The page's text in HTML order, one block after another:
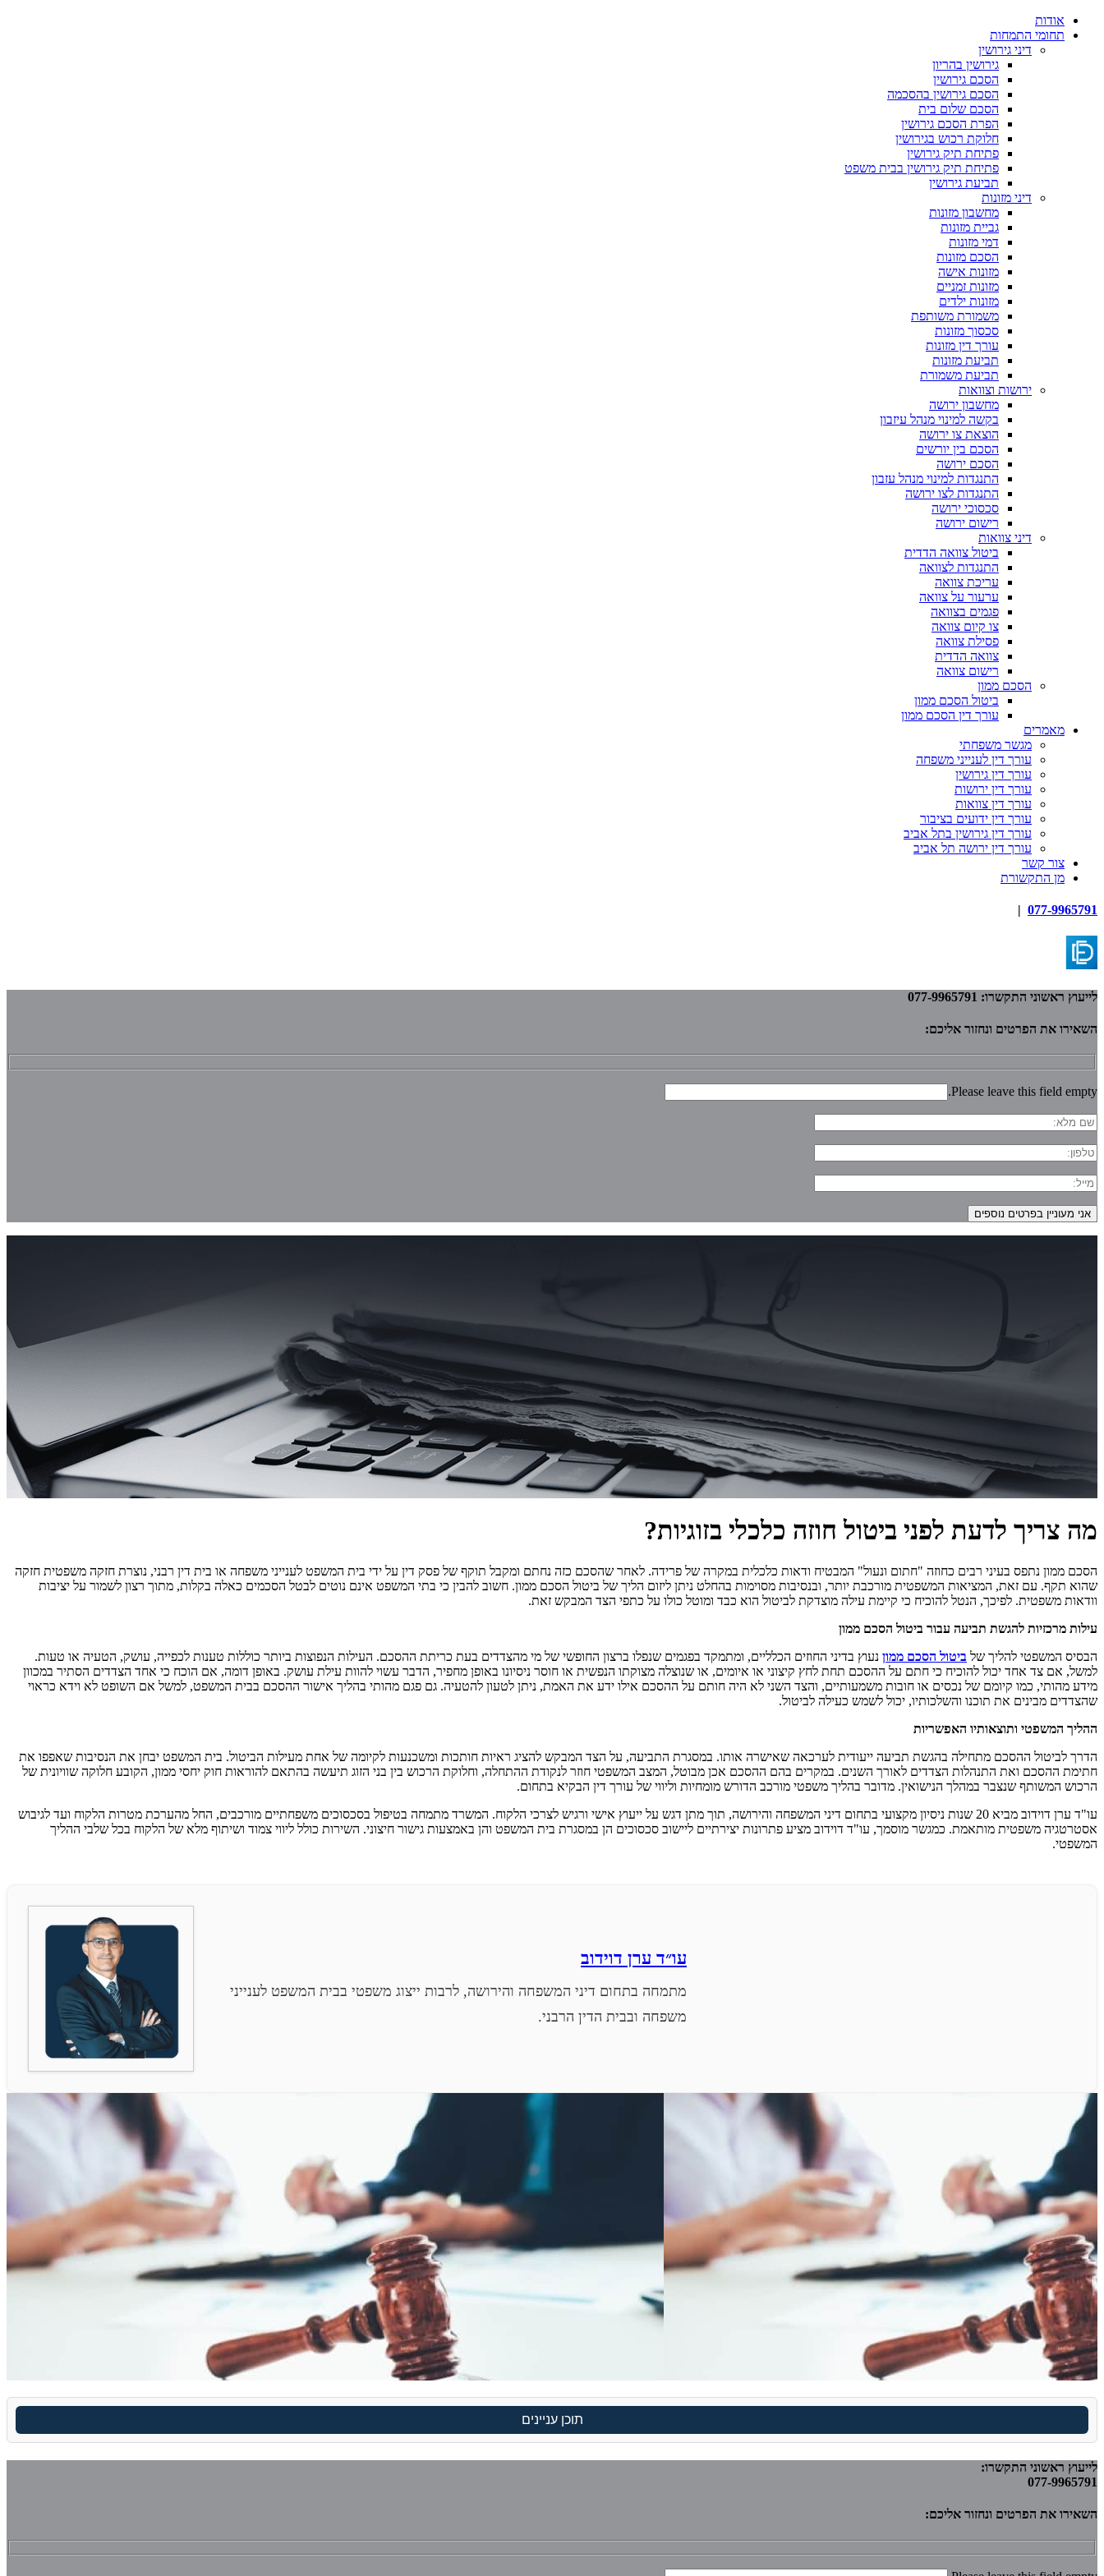
אודות
תחומי התמחות
דיני גירושין
גירושין בהריון
הסכם גירושין
הסכם גירושין בהסכמה
הסכם שלום בית
הפרת הסכם גירושין
חלוקת רכוש בגירושין
פתיחת תיק גירושין
פתיחת תיק גירושין בבית משפט
תביעת גירושין
דיני מזונות
מחשבון מזונות
גביית מזונות
דמי מזונות
הסכם מזונות
מזונות אישה
מזונות זמניים
מזונות ילדים
משמורת משותפת
סכסוך מזונות
עורך דין מזונות
תביעת מזונות
תביעת משמורת
ירושות וצוואות
מחשבון ירושה
בקשה למינוי מנהל עיזבון
הוצאת צו ירושה
הסכם בין יורשים
הסכם ירושה
התנגדות למינוי מנהל עזבון
התנגדות לצו ירושה
סכסוכי ירושה
רישום ירושה
דיני צוואות
ביטול צוואה הדדית
התנגדות לצוואה
עריכת צוואה
ערעור על צוואה
פגמים בצוואה
צו קיום צוואה
פסילת צוואה
צוואה הדדית
רישום צוואה
הסכם ממון
ביטול הסכם ממון
עורך דין הסכם ממון
מאמרים
מגשר משפחתי
עורך דין לענייני משפחה
עורך דין גירושין
עורך דין ירושות
עורך דין צוואות
עורך דין ידועים בציבור
עורך דין גירושין בתל אביב
עורך דין ירושה תל אביב
צור קשר
מן התקשורת
077-9965791
|
לייעוץ ראשוני התקשרו: 077-9965791
השאירו את הפרטים ונחזור אליכם:
Please leave this field empty.
מה צריך לדעת לפני ביטול חוזה כלכלי בזוגיות?
הסכם ממון נתפס בעיני רבים כחוזה "חתום ונעול" המבטיח ודאות כלכלית במקרה של פרידה. לאחר שהסכם כזה נחתם ומקבל תוקף של פסק דין על ידי בית המשפט לענייני משפחה או בית דין רבני, נוצרת חזקה משפטית חזקה
שהוא תקף. עם זאת, המציאות המשפטית מורכבת יותר, ובנסיבות מסוימות בהחלט ניתן ליזום הליך של ביטול הסכם ממון. חשוב להבין כי בתי המשפט אינם נוטים לבטל הסכמים כאלה בקלות, מתוך רצון לשמור על יציבות
וודאות משפטית. לפיכך, הנטל להוכיח כי קיימת עילה מוצדקת לביטול הוא כבד ומוטל כולו על כתפי הצד המבקש זאת.
עילות מרכזיות להגשת תביעה עבור ביטול הסכם ממון
הבסיס המשפטי להליך של ביטול הסכם ממון נעוץ בדיני החוזים הכלליים, ומתמקד בפגמים שנפלו ברצון החופשי של מי מהצדדים בעת כריתת ההסכם. העילות הנפוצות ביותר כוללות טענות לכפייה, עושק, הטעיה או טעות.
למשל, אם צד אחד יכול להוכיח כי חתם על ההסכם תחת לחץ קיצוני או איומים, או שנוצלה מצוקתו הנפשית או חוסר ניסיונו באופן מחפיר, הדבר עשוי להוות עילת עושק. באופן דומה, אם הוכח כי אחד הצדדים הסתיר במכוון
מידע מהותי, כמו קיומם של נכסים או חובות משמעותיים, והצד השני לא היה חותם על ההסכם אילו ידע את האמת, ניתן לטעון להטעיה. גם פגם מהותי בהליך אישור ההסכם בבית המשפט, למשל אם השופט לא וידא כראוי
שהצדדים מבינים את תוכנו והשלכותיו, יכול לשמש כעילה לביטול.
ההליך המשפטי ותוצאותיו האפשריות
הדרך לביטול ההסכם מתחילה בהגשת תביעה ייעודית לערכאה שאישרה אותו. במסגרת התביעה, על הצד המבקש להציג ראיות חותכות ומשכנעות לקיומה של אחת מעילות הביטול. בית המשפט יבחן את הנסיבות שאפפו את
חתימת ההסכם ואת התנהלות הצדדים לאורך השנים. במקרים בהם ההסכם אכן מבוטל, המצב המשפטי חוזר לנקודת ההתחלה, וחלוקת הרכוש בין בני הזוג תיעשה בהתאם להוראות חוק יחסי ממון, הקובע חלוקה שוויונית של
הרכוש המשותף שנצבר במהלך הנישואין. מדובר בהליך משפטי מורכב הדורש מומחיות וליווי של עורך דין הבקיא בתחום.
עו"ד ערן דוידוב מביא 20 שנות ניסיון מקצועי בתחום דיני המשפחה והירושה, תוך מתן דגש על ייעוץ אישי ורגיש לצרכי הלקוח. המשרד מתמחה בטיפול בסכסוכים משפחתיים מורכבים, החל מהערכת מטרות הלקוח ועד לגיבוש
אסטרטגיה משפטית מותאמת. כמגשר מוסמך, עו"ד דוידוב מציע פתרונות יצירתיים ליישוב סכסוכים הן במסגרת בית המשפט והן באמצעות גישור חיצוני. השירות כולל ליווי צמוד ושיתוף מלא של הלקוח בכל שלבי ההליך
המשפטי.
עו״ד ערן דוידוב
מתמחה בתחום דיני המשפחה והירושה, לרבות ייצוג משפטי בבית המשפט לענייני
משפחה ובבית הדין הרבני.
תוכן עניינים
לייעוץ ראשוני התקשרו:
077-9965791
השאירו את הפרטים ונחזור אליכם: